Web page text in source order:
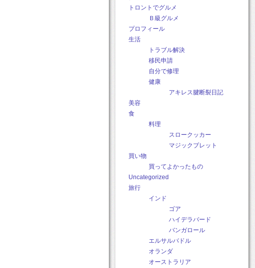
トロントでグルメ
Ｂ級グルメ
プロフィール
生活
トラブル解決
移民申請
自分で修理
健康
アキレス腱断裂日記
美容
食
料理
スロークッカー
マジックブレット
買い物
買ってよかったもの
Uncategorized
旅行
インド
ゴア
ハイデラバード
バンガロール
エルサルバドル
オランダ
オーストラリア